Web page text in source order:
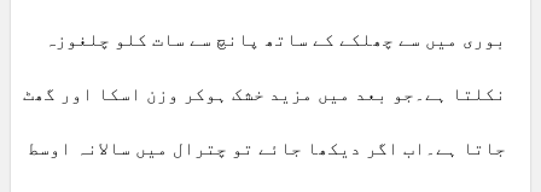
بوری میں سے چھلکے کے ساتھ پانچ سے سات کلو چلغوزہ
نکلتا ہے۔جو بعد میں مزید خشک ہوکر وزن اسکا اور گھٹ
جاتا ہے۔اب اگر دیکھا جائے تو چترال میں سالانہ اوسط